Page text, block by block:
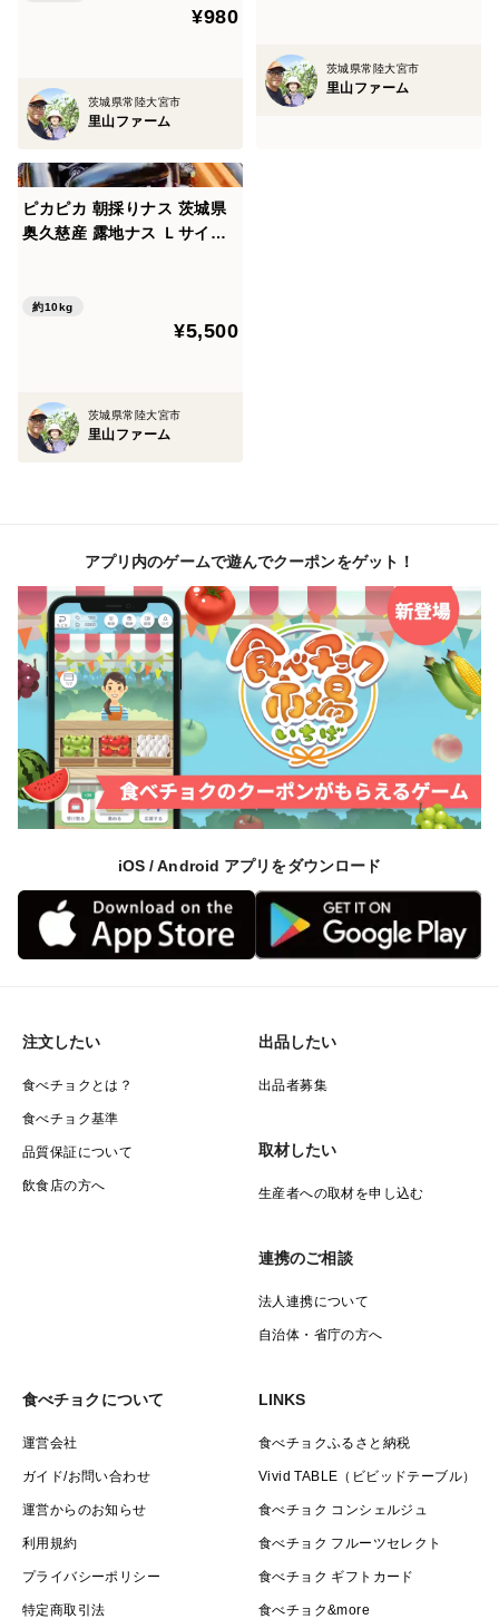
¥980
茨城県常陸大宮市
里山ファーム
茨城県常陸大宮市
里山ファーム
ピカピカ 朝採りナス 茨城県
奥久慈産 露地ナス Ｌサイズ
約10kg
¥5,500
茨城県常陸大宮市
里山ファーム
アプリ内のゲームで遊んでクーポンをゲット！
iOS / Android アプリをダウンロード
注文したい
食べチョクとは？
食べチョク基準
品質保証について
飲食店の方へ
出品したい
出品者募集
取材したい
生産者への取材を申し込む
連携のご相談
法人連携について
自治体・省庁の方へ
食べチョクについて
運営会社
ガイド/お問い合わせ
運営からのお知らせ
利用規約
プライバシーポリシー
特定商取引法
LINKS
食べチョクふるさと納税
Vivid TABLE（ビビッドテーブル）
食べチョク コンシェルジュ
食べチョク フルーツセレクト
食べチョク ギフトカード
食べチョク&more